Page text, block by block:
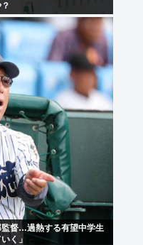
監督…過熱する有望中学生
く」